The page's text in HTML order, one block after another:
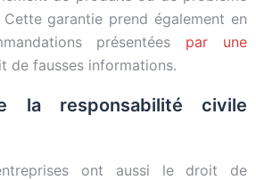
garantie prend également en
présentées par une
de fausses informations.
la responsabilité civile
ont aussi le droit de